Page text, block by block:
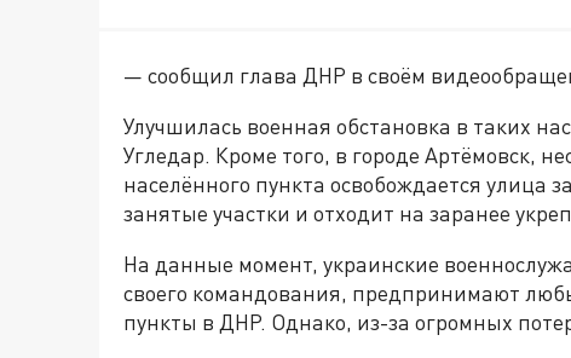
— сообщил глава ДНР в своём
Улучшилась военная обстановка в таких
Угледар. Кроме того, в городе Артёмовск,
населённого пункта освобождается улица
занятые участки и отходит на заранее
На данные момент, украинские
своего командования, предпринимают
пункты в ДНР. Однако, из-за огромных